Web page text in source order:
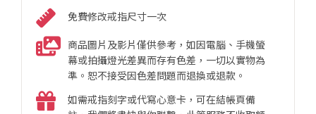
免費修改戒指尺寸一次
商品圖片及影片僅供參考，如因電腦、手機螢
幕或拍攝燈光差異而存有色差，一切以實物為
準。恕不接受因色差問題而退換或退款。
如需戒指刻字或代寫心意卡，可在結帳頁備